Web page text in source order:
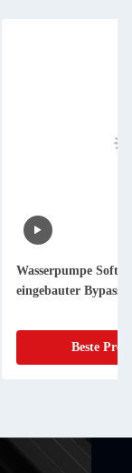
Wasserpumpe Soft
eingebauter Bypass
Beste